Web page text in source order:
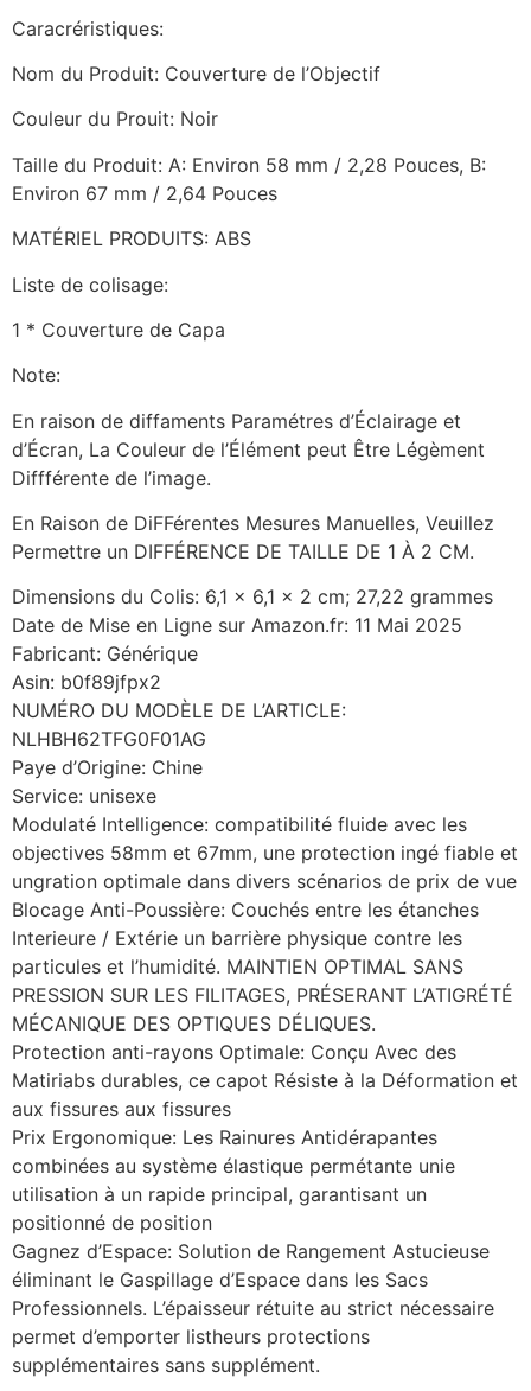
Caracréristiques:
Nom du Produit: Couverture de l’Objectif
Couleur du Prouit: Noir
Taille du Produit: A: Environ 58 mm / 2,28 Pouces, B:
Environ 67 mm / 2,64 Pouces
MATÉRIEL PRODUITS: ABS
Liste de colisage:
1 * Couverture de Capa
Note:
En raison de diffaments Paramétres d’Éclairage et
d’Écran, La Couleur de l’Élément peut Être Légèment
Diffférente de l’image.
En Raison de DiFFérentes Mesures Manuelles, Veuillez
Permettre un DIFFÉRENCE DE TAILLE DE 1 À 2 CM.
Dimensions du Colis: 6,1 x 6,1 x 2 cm; 27,22 grammes
Date de Mise en Ligne sur Amazon.fr: 11 Mai 2025
Fabricant: Générique
Asin: b0f89jfpx2
NUMÉRO DU MODÈLE DE L’ARTICLE:
NLHBH62TFG0F01AG
Paye d’Origine: Chine
Service: unisexe
Modulaté Intelligence: compatibilité fluide avec les
objectives 58mm et 67mm, une protection ingé fiable et
ungration optimale dans divers scénarios de prix de vue
Blocage Anti-Poussière: Couchés entre les étanches
Interieure / Extérie un barrière physique contre les
particules et l’humidité. MAINTIEN OPTIMAL SANS
PRESSION SUR LES FILITAGES, PRÉSERANT L’ATIGRÉTÉ
MÉCANIQUE DES OPTIQUES DÉLIQUES.
Protection anti-rayons Optimale: Conçu Avec des
Matiriabs durables, ce capot Résiste à la Déformation et
aux fissures aux fissures
Prix ​​Ergonomique: Les Rainures Antidérapantes
combinées au système élastique permétante unie
utilisation à un rapide principal, garantisant un
positionné de position
Gagnez d’Espace: Solution de Rangement Astucieuse
éliminant le Gaspillage d’Espace dans les Sacs
Professionnels. L’épaisseur rétuite au strict nécessaire
permet d’emporter listheurs protections
supplémentaires sans supplément.